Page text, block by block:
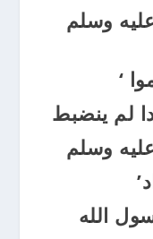
وسلم
‘
لم ينضبط
وسلم
الله